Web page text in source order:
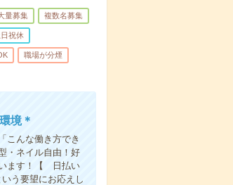
量募集 複数名募集
祝休
職場が分煙
境＊
こんな働き方でき
・ネイル自由！好
ます！【 日払い
う要望にお応えし